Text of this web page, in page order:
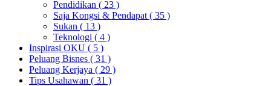
Pendidikan ( 23 )
Saja Kongsi & Pendapat ( 35 )
Sukan ( 13 )
Teknologi ( 4 )
Inspirasi OKU ( 5 )
Peluang Bisnes ( 31 )
Peluang Kerjaya ( 29 )
Tips Usahawan ( 31 )